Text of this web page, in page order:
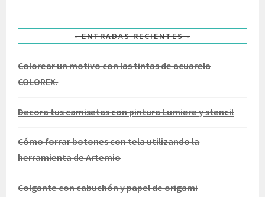
ENTRADAS RECIENTES
Colorear un motivo con las tintas de acuarela
COLOREX.
Decora tus camisetas con pintura Lumiere y stencil
Cómo forrar botones con tela utilizando la
herramienta de Artemio
Colgante con cabuchón y papel de origami